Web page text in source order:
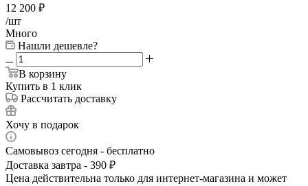
12 200 ₽
/шт
Много
Нашли дешевле?
В корзину
Купить в 1 клик
Рассчитать доставку
Хочу в подарок
Самовывоз сегодня - бесплатно
Доставка завтра - 390 ₽
Цена действительна только для интернет-магазина и может